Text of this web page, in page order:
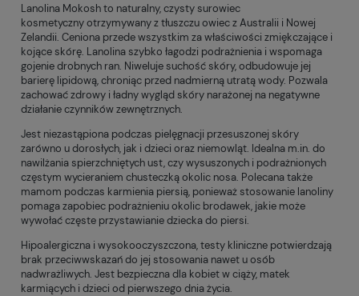
Lanolina Mokosh to naturalny, czysty surowiec
kosmetyczny otrzymywany z tłuszczu owiec z Australii i Nowej
Zelandii. Ceniona przede wszystkim za właściwości zmiękczające i
kojące skórę. Lanolina szybko łagodzi podrażnienia i wspomaga
gojenie drobnych ran. Niweluje suchość skóry, odbudowuje jej
barierę lipidową, chroniąc przed nadmierną utratą wody. Pozwala
zachować zdrowy i ładny wygląd skóry narażonej na negatywne
działanie czynników zewnętrznych.
Jest niezastąpiona podczas pielęgnacji przesuszonej skóry
zarówno u dorosłych, jak i dzieci oraz niemowląt. Idealna m.in. do
nawilżania spierzchniętych ust, czy wysuszonych i podrażnionych
częstym wycieraniem chusteczką okolic nosa. Polecana także
mamom podczas karmienia piersią, ponieważ stosowanie lanoliny
pomaga zapobiec podrażnieniu okolic brodawek, jakie może
wywołać częste przystawianie dziecka do piersi.
Hipoalergiczna i wysokooczyszczona, testy kliniczne potwierdzają
brak przeciwwskazań do jej stosowania nawet u osób
nadwrażliwych. Jest bezpieczna dla kobiet w ciąży, matek
karmiących i dzieci od pierwszego dnia życia.